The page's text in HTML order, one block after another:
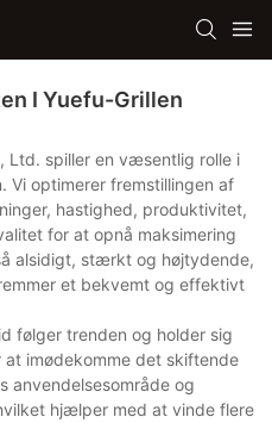
I Yuefu-Grillen
Ltd. spiller en væsentlig rolle i
optimerer fremstillingen af
hastighed, produktivitet,
for at opnå maksimering
alsidigt, stærkt og højtydende,
et bekvemt og effektivt
følger trenden og holder sig
imødekomme det skiftende
anvendelsesområde og
hjælper med at vinde flere